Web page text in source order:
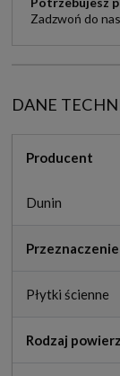
Zadzwoń do
DANE
Producent
Dunin
Przeznaczenie
Płytki ścienne
Rodzaj